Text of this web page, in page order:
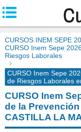
CURSOS INEM SEPE
CURSO Inem Sepe
Riesgos Laborales
CURSO Inem Sepe
de Riesgos Laborales
CURSO Inem
de la
CASTILLA LA